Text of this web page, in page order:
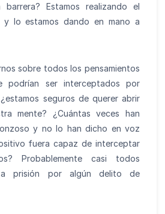
barrera? Estamos realizando el
y lo estamos dando en mano a
sobre todos los pensamientos
podrían ser interceptados por
seguros de querer abrir
mente? ¿Cuántas veces han
y no lo han dicho en voz
fuera capaz de interceptar
Probablemente casi todos
a prisión por algún delito de